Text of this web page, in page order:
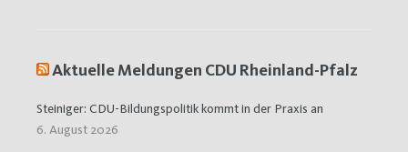
Aktuelle Meldungen CDU Rheinland-Pfalz
Steiniger: CDU-Bildungspolitik kommt in der Praxis an
6. August 2026